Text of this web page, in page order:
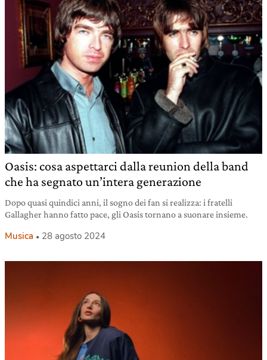
Oasis: cosa aspettarci dalla reunion della band
che ha segnato un’intera generazione
Dopo quasi quindici anni, il sogno dei fan si realizza: i fratelli
Gallagher hanno fatto pace, gli Oasis tornano a suonare insieme.
Musica 28 agosto 2024